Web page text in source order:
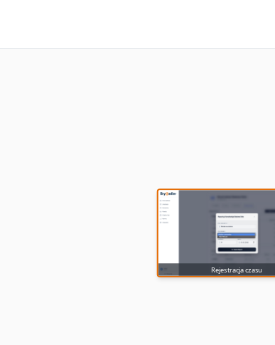
Rejestracja czasu